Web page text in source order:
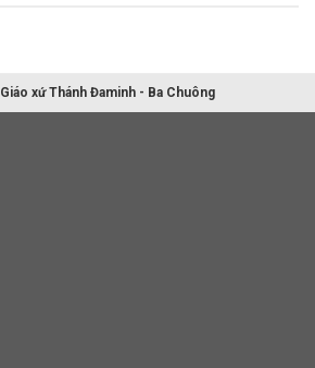
Giáo xứ Thánh Đaminh - Ba Chuông